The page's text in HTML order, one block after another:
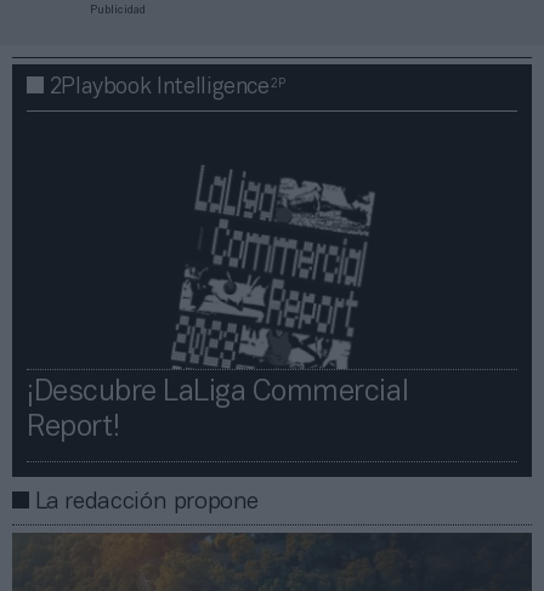
Publicidad
2Playbook Intelligence2P
¡Descubre LaLiga Commercial
Report!​​
La redacción propone